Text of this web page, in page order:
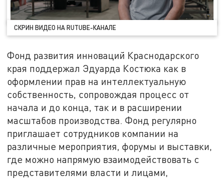
СКРИН ВИДЕО НА RUTUBE-КАНАЛЕ
Фонд развития инноваций Краснодарского
края поддержал Эдуарда Костюка как в
оформлении прав на интеллектуальную
собственность, сопровождая процесс от
начала и до конца, так и в расширении
масштабов производства. Фонд регулярно
приглашает сотрудников компании на
различные мероприятия, форумы и выставки,
где можно напрямую взаимодействовать с
представителями власти и лицами,